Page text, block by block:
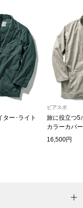
ザ･ノース･フ
ヘリーハンセン
カンタベリー
金谷製靴
ヘンリーコッ
ター･ライト
ビアスポ
旅に役立つ5
カラーカバ
16,500円